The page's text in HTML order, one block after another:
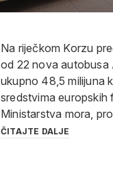
Na riječkom Korzu
od 22 nova autobusa
ukupno 48,5 milijuna
sredstvima europskih
Ministarstva mora,
ČITAJTE DALJE